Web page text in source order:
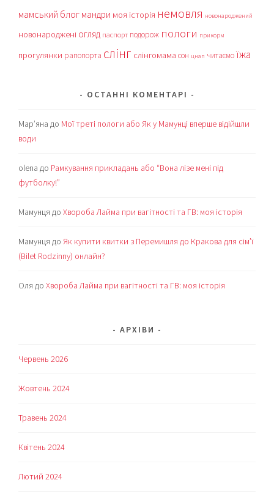
мамський блог мандри моя історія немовля новонароджений
новонароджені огляд паспорт подорож пологи прикорм
прогулянки рапопорта слінг слінгомама сон цнап читаємоїжа
ОСТАННІ КОМЕНТАРІ
Мар’яна до Мої треті пологи або Як у Мамунці вперше відійшли
води
olena до Рамкування прикладань або “Вона лізе мені під
футболку!”
Мамунця доХвороба Лайма при вагітності та ГВ: моя історія
Мамунця до Як купити квитки з Перемишля до Кракова для сім’ї
(Bilet Rodzinny) онлайн?
Оля доХвороба Лайма при вагітності та ГВ: моя історія
АРХІВИ
Червень 2026
Жовтень 2024
Травень 2024
Квітень 2024
Лютий 2024